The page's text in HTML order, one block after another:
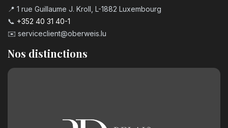
📍 1 rue Guillaume J. Kroll, L-1882 Luxembourg
📞 +352 40 31 40-1
✉️ serviceclient@oberweis.lu
Nos distinctions